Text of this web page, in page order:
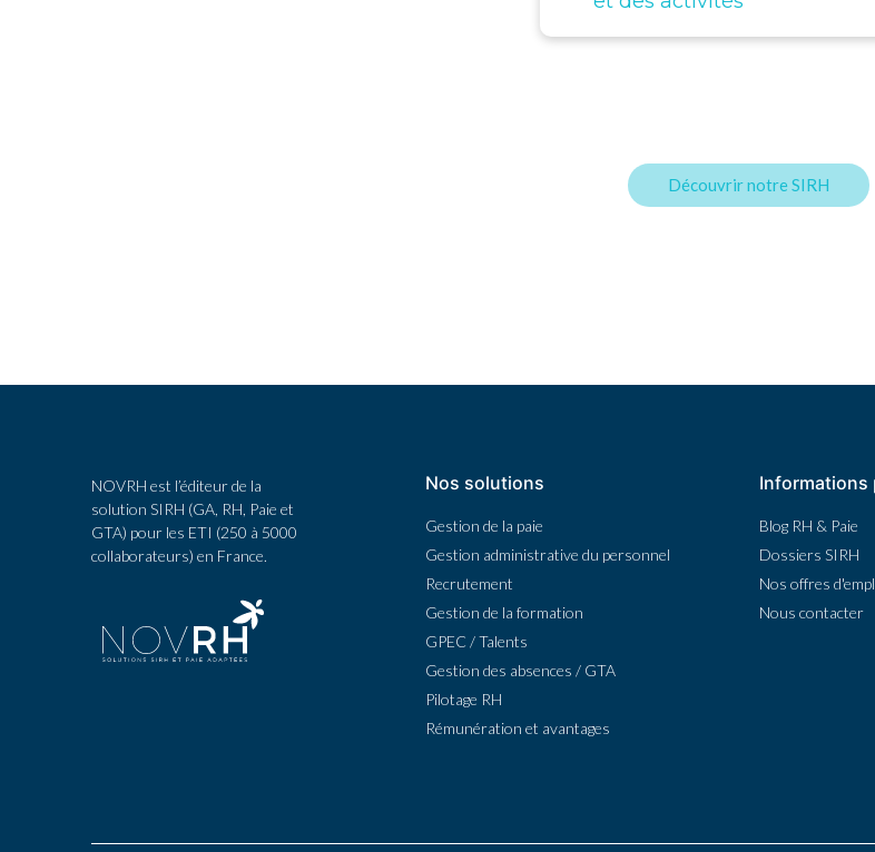
Découvrir notre SIRH
NOVRH est l’éditeur de la
solution SIRH (GA, RH, Paie et
GTA) pour les ETI (250 à 5000
collaborateurs) en France.
Nos solutions
Gestion de la paie
Gestion administrative du personnel
Recrutement
Gestion de la formation
GPEC / Talents
Gestion des absences / GTA
Pilotage RH
Rémunération et avantages
Informations
Blog RH & Paie
Dossiers SIRH
Nos offres
Nous contacter